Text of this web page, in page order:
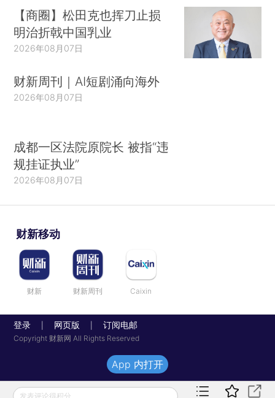
【商圈】松田克也挥刀止损
明治折戟中国乳业
2026年08月07日
财新周刊｜AI短剧涌向海外
2026年08月07日
成都一区法院原院长 被指“违
规挂证执业”
2026年08月07日
财新移动
财新 财新周刊 Caixin
登录 网页版 订阅电邮
Copyright 财新网 All Rights Reserved
发表评论得积分
App 内打开